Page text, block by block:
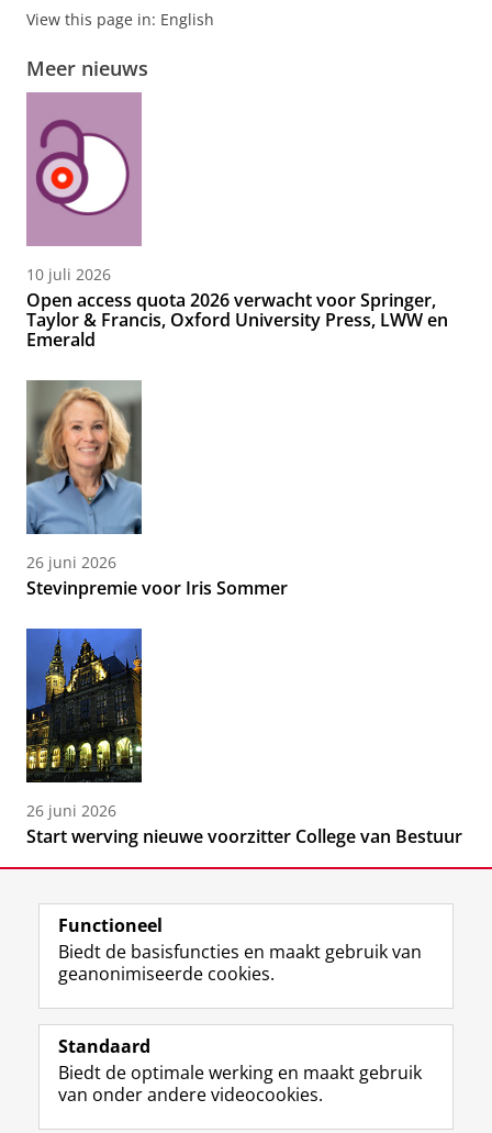
View this page in: English
Meer nieuws
10 juli 2026
Open access quota 2026 verwacht voor Springer,
Taylor & Francis, Oxford University Press, LWW en
Emerald
26 juni 2026
Stevinpremie voor Iris Sommer
26 juni 2026
Start werving nieuwe voorzitter College van Bestuur
Volg de RUG
F
a
e
b
L
i
k
e
R
S
-
f
I
n
t
Y
o
T
Studiekiezers
Functioneel
Biedt de basisfuncties en maakt gebruik van
geanonimiseerde cookies.
Standaard
Biedt de optimale werking en maakt gebruik
van onder andere videocookies.